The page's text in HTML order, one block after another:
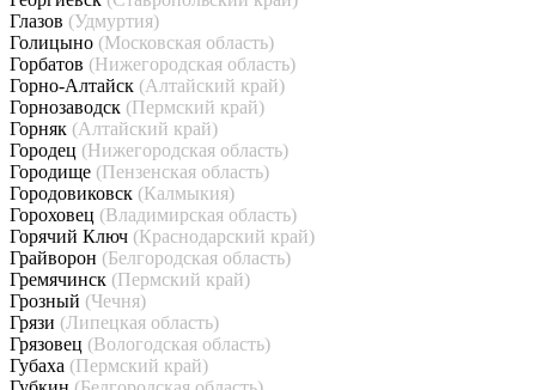
Глазов (Удмуртия)
Голицыно (Московская область)
Горбатов (Нижегородская область)
Горно-Алтайск (Алтайский край)
Горнозаводск (Пермский край)
Горняк (Алтайский край)
Городец (Нижегородская область)
Городище (Пензенская область)
Городовиковск (Калмыкия)
Гороховец (Владимирская область)
Горячий Ключ (Краснодарский край)
Грайворон (Белгородская область)
Гремячинск (Пермский край)
Грозный (Чечня)
Грязи (Липецкая область)
Грязовец (Вологодская область)
Губаха (Пермский край)